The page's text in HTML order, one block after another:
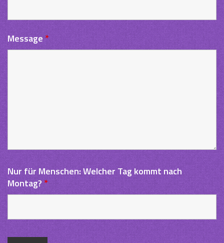
Message*
Nur für Menschen: Welcher Tag kommt nach
Montag?*